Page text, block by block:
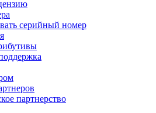
серийный номер
партнерство